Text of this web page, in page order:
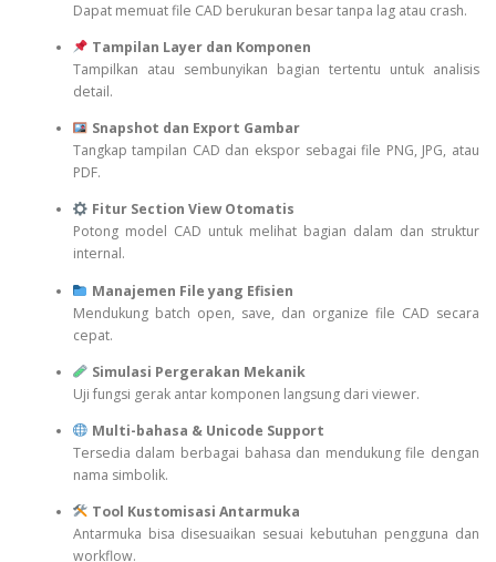
Dapat memuat file CAD berukuran besar tanpa lag atau crash.
Tampilan Layer dan Komponen
Tampilkan atau sembunyikan bagian tertentu untuk analisis
detail.
Snapshot dan Export Gambar
Tangkap tampilan CAD dan ekspor sebagai file PNG, JPG, atau
PDF.
Fitur Section View Otomatis
Potong model CAD untuk melihat bagian dalam dan struktur
internal.
Manajemen File yang Efisien
Mendukung batch open, save, dan organize file CAD secara
cepat.
Simulasi Pergerakan Mekanik
Uji fungsi gerak antar komponen langsung dari viewer.
Multi-bahasa & Unicode Support
Tersedia dalam berbagai bahasa dan mendukung file dengan
nama simbolik.
Tool Kustomisasi Antarmuka
Antarmuka bisa disesuaikan sesuai kebutuhan pengguna dan
workflow.